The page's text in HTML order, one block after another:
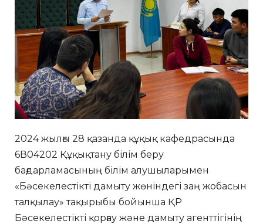
2024 жылғы 28 қазанда құқық кафедрасында
6В04202 Құқықтану білім беру
бағдарламасының білім алушыларымен
«Бәсекелестікті дамыту жөніндегі заң жобасын
талқылау» тақырыбы бойынша ҚР
Бәсекелестікті қорғау және дамыту агенттігінің